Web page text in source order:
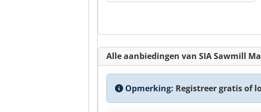
Alle aanbiedingen van SIA Sawmill
Opmerking: Registreer gratis of